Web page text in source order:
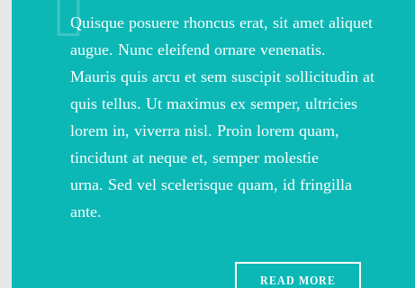
Quisque posuere rhoncus erat, sit amet aliquet
augue. Nunc eleifend ornare venenatis.
Mauris quis arcu et sem suscipit sollicitudin at
quis tellus. Ut maximus ex semper, ultricies
lorem in, viverra nisl. Proin lorem quam,
tincidunt at neque et, semper molestie
urna. Sed vel scelerisque quam, id fringilla
ante.
READ MORE